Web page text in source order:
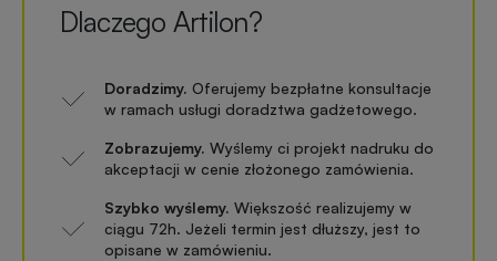
Dlaczego Artilon?
Doradzimy. Oferujemy bezpłatne konsultacje
w ramach usługi doradztwa gadżetowego.
Zobrazujemy. Wyślemy ci projekt nadruku do
akceptacji w cenie złożonego zamówienia.
Szybko wyślemy. Większość realizujemy w
ciągu 72h. Jeżeli termin jest dłuższy, jest to
opisane w zamówieniu.